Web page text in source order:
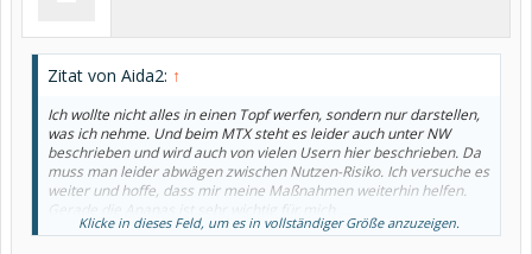
Zitat von Aida2: ↑
Ich wollte nicht alles in einen Topf werfen, sondern nur darstellen,
was ich nehme. Und beim MTX steht es leider auch unter NW
beschrieben und wird auch von vielen Usern hier beschrieben. Da
muss man leider abwägen zwischen Nutzen-Risiko. Ich versuche es
weiter und hoffe, dass mir meine Maßnahmen weiterhin helfen.
Gerade die Ananas ist sehr wichtig für mich .....
Klicke in dieses Feld, um es in vollständiger Größe anzuzeigen.